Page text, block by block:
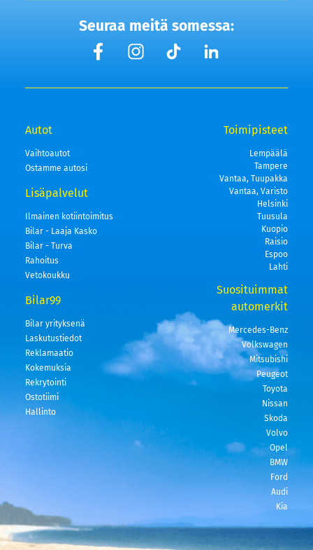
Seuraa meitä somessa:
Autot
Vaihtoautot
Ostamme autosi
Lisäpalvelut
Ilmainen kotiintoimitus
Bilar - Laaja Kasko
Bilar - Turva
Rahoitus
Vetokoukku
Bilar99
Bilar yrityksenä
Laskutustiedot
Reklamaatio
Kokemuksia
Rekrytointi
Ostotiimi
Hallinto
Toimipisteet
Lempäälä
Tampere
Vantaa, Tuupakka
Vantaa, Varisto
Helsinki
Tuusula
Kuopio
Raisio
Espoo
Lahti
Suosituimmat
automerkit
Mercedes-Benz
Volkswagen
Mitsubishi
Peugeot
Toyota
Nissan
Skoda
Volvo
Opel
BMW
Ford
Audi
Kia